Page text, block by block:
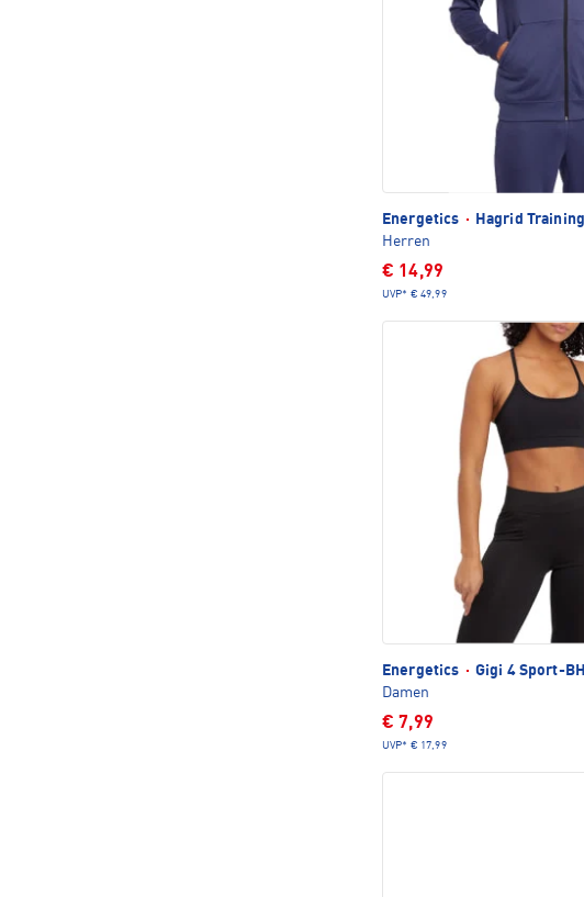
Energetics ·
Hagrid
Herren
€ 14,99
UVP* € 49,99
Energetics · Gigi 4 Sport-BH
Damen
€ 7,99
UVP* € 17,99